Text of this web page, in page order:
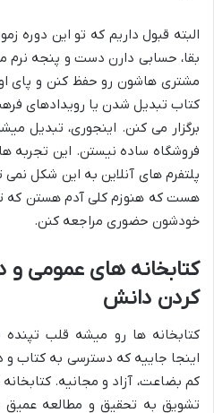
البته قبول داریم که تو این دوره
بقا، حسابی دارن دست و پنجه نرم
مشتری هاشون رو حفظ کنن و پای
کتاب تبدیل شدن یا رویدادهای
برگزار می کنن. اینجوری، تبدیل
فروشگاه ساده نیستن. این تجربه
پلتفرم های آنلاین به این شکل
هست که هنوزم کلی آدم هستن که
خودشون حضوری مراجعه کنن.
کتابخانه های عمومی و
کردن دانش
کتابخانه ها رو میشه قلب
اینجا جاییه که دسترسی به کتاب و
کم بضاعت، آزاد و مجانیه.
تشویق به تحقیق و مطالعه عمیق